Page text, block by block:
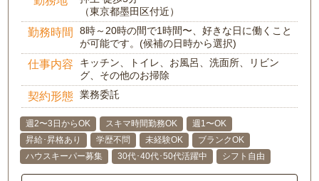
（東京都墨田区付近）
勤務時間
8時～20時の間で1時間〜、好きな日に働くこと
が可能です。(候補の日時から選択)
仕事内容
キッチン、トイレ、お風呂、洗面所、リビン
グ、その他のお掃除
契約形態 業務委託
週2〜3日からOK スキマ時間勤務OK
週1〜OK
昇給･昇格あり
学歴不問 未経験OK
ブランクOK
ハウスキーパー募集
30代･40代･50代活躍中 シフト自由